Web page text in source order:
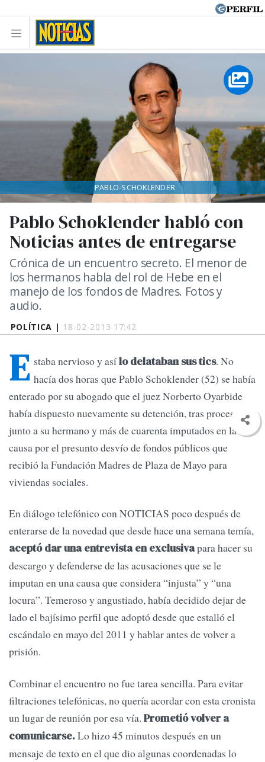
POLÍTICA | 18-02-2013 17:42
Pablo Schoklender habló con
Noticias antes de entregarse
Crónica de un encuentro secreto. El menor de
los hermanos habla del rol de Hebe en el
manejo de los fondos de Madres. Fotos y
audio.
PABLO-SCHOKLENDER
E staba nervioso y asílo delataban sus tics. No
hacía dos horas que Pablo Schoklender (52) se había
enterado por su abogado que el juez Norberto Oyarbide
había dispuesto nuevamente su detención, tras procesarlo
junto a su hermano y más de cuarenta imputados en la
causa por el presunto desvío de fondos públicos que
recibió la Fundación Madres de Plaza de Mayo para
viviendas sociales.
En diálogo telefónico con NOTICIAS poco después de
enterarse de la novedad que desde hace una semana temía,
aceptó dar una entrevista en exclusivapara hacer su
descargo y defenderse de las acusaciones que se le
imputan en una causa que considera “injusta” y “una
locura”. Temeroso y angustiado, había decidido dejar de
lado el bajísimo perfil que adoptó desde que estalló el
escándalo en mayo del 2011 y hablar antes de volver a
prisión.
Combinar el encuentro no fue tarea sencilla. Para evitar
filtraciones telefónicas, no quería acordar con esta cronista
un lugar de reunión por esa vía. Prometió volver a
comunicarse.Lo hizo 45 minutos después en un
mensaje de texto en el que dio algunas coordenadas lo